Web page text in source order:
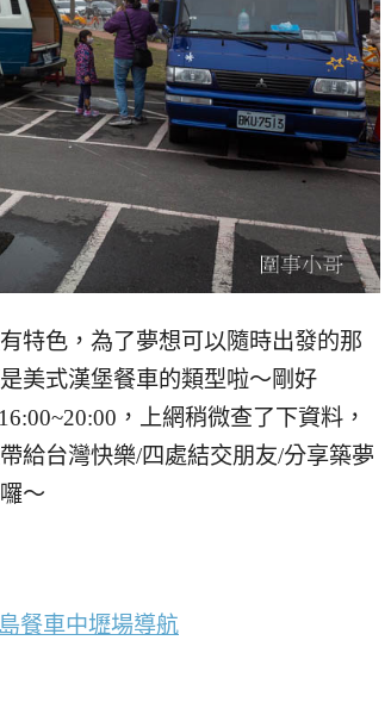
特色，為了夢想可以隨時出發的那
美式漢堡餐車的類型啦～剛好
，上網稍微查了下資料，
給台灣快樂/四處結交朋友/分享築夢
～
餐車中壢場導航